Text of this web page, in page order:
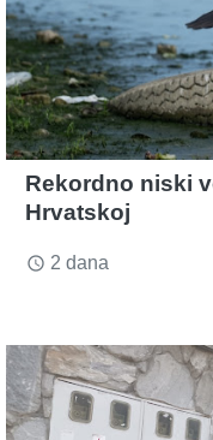
Rekordno niski
Hrvatskoj
access_time 2 dana